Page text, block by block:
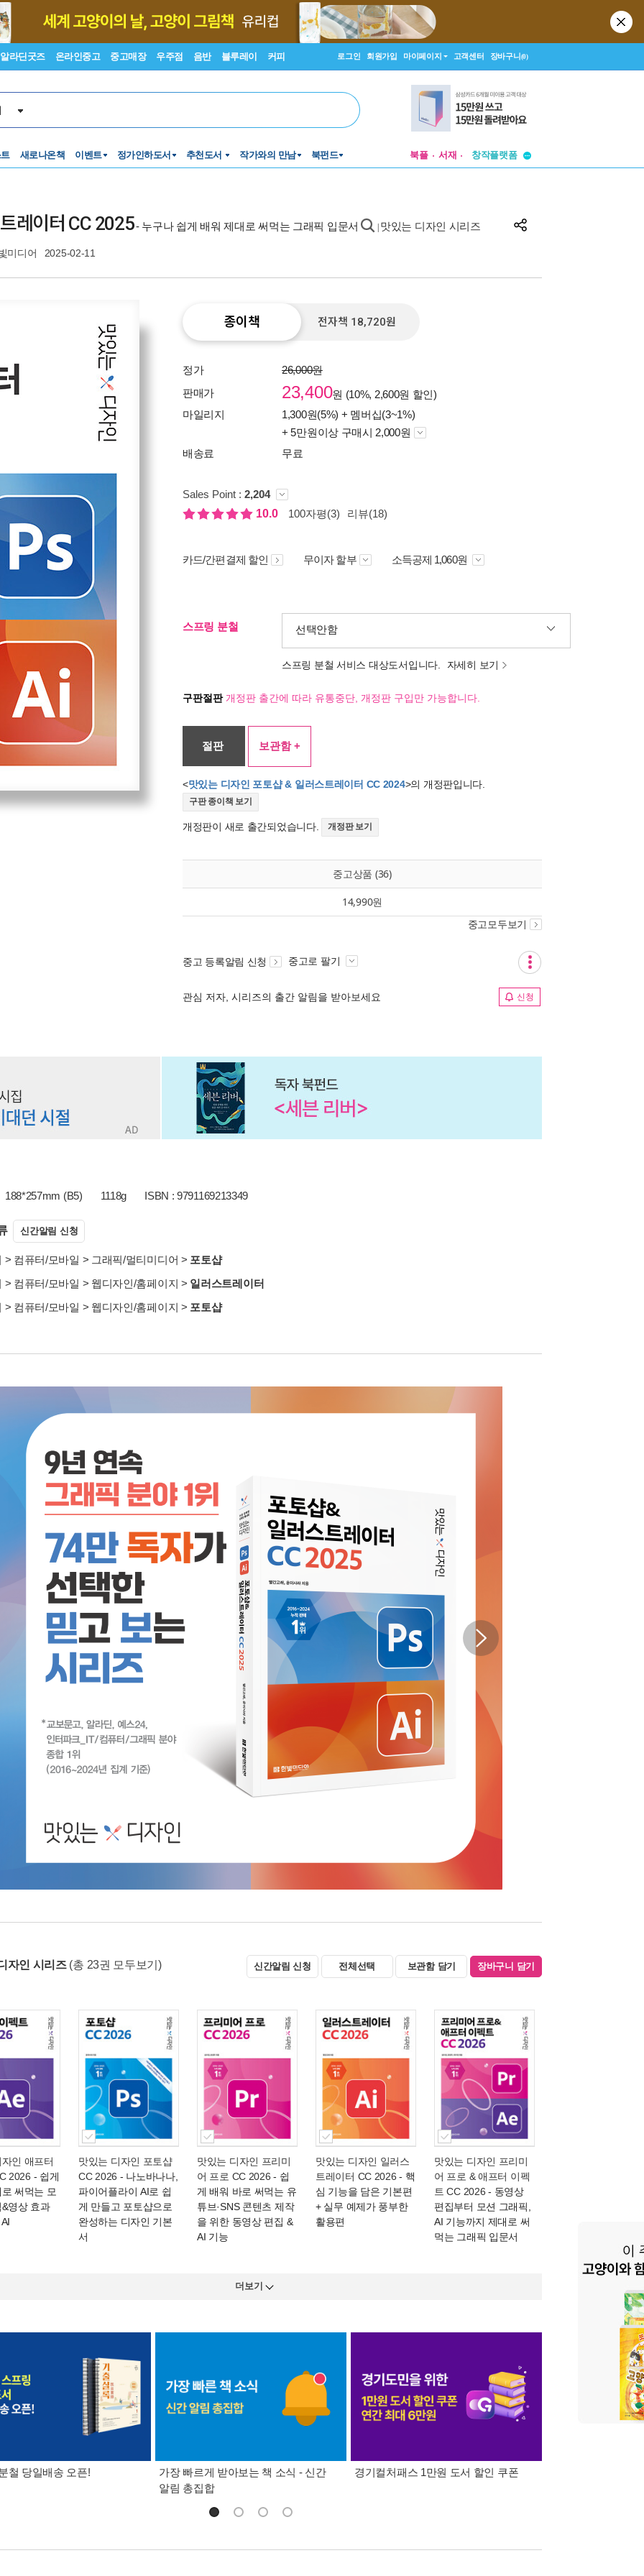
알라딘굿즈 온라인중고 중고매장 우주점 음반 블루레이 커피 로그인 회원가입 마이페이지 고객센터 장바구니(0)
새로나온책 이벤트 정가인하도서 추천도서 작가와의 만남 북펀드 북플 서재
투비컨티뉴드
레이터 CC 2025- 누구나 쉽게 배워 제대로 써먹는 그래픽 입문서 맛있는 디자인 시리즈
미디어 2025-02-11
종이책 전자책 18,720원
정가
26,000원
판매가
23,400원 (10%, 2,600원 할인)
마일리지
1,300원(5%) + 멤버십(3~1%)
+ 5만원이상 구매시 2,000원
배송료
무료
Sales Point : 2,204
10.0
100자평(3) 리뷰(18)
카드/간편결제 할인 무이자 할부 소득공제 1,060원
스프링 분철 선택안함
스프링 분철 서비스 대상도서입니다. 자세히 보기
구판절판개정판 출간에 따라 유통중단, 개정판 구입만 가능합니다.
절판 보관함 +
<맛있는 디자인 포토샵 & 일러스트레이터 CC 2024>의 개정판입니다.
구판 종이책 보기
개정판이 새로 출간되었습니다. 개정판 보기
중고상품 (36)
14,990원
중고모두보기
중고 등록알림 신청 중고로 팔기
관심 저자, 시리즈의 출간 알림을 받아보세요 신청
188*257mm (B5) 1118g ISBN : 9791169213349
신간알림 신청
> 컴퓨터/모바일 > 그래픽/멀티미디어 > 포토샵
> 컴퓨터/모바일 > 웹디자인/홈페이지 > 일러스트레이터
> 컴퓨터/모바일 > 웹디자인/홈페이지 > 포토샵
자인 시리즈 (총 23권 모두보기) 신간알림 신청 전체선택 보관함 담기 장바구니 담기
인 애프터
2026 - 쉽게
써먹는 모
영상 효과
맛있는 디자인 포토샵
CC 2026 - 나노바나나,
파이어플라이 AI로 쉽
게 만들고 포토샵으로
완성하는 디자인 기본
서
맛있는 디자인 프리미
어 프로 CC 2026 - 쉽
게 배워 바로 써먹는 유
튜브·SNS 콘텐츠 제작
을 위한 동영상 편집 &
AI 기능
맛있는 디자인 일러스
트레이터 CC 2026 - 핵
심 기능을 담은 기본편
+ 실무 예제가 풍부한
활용편
맛있는 디자인 프리미
어 프로 & 애프터 이펙
트 CC 2026 - 동영상
편집부터 모션 그래픽,
AI 기능까지 제대로 써
먹는 그래픽 입문서
더보기
철 당일배송 오픈!
가장 빠르게 받아보는 책 소식 - 신간
알림 총집합
경기컬처패스 1만원 도서 할인 쿠폰